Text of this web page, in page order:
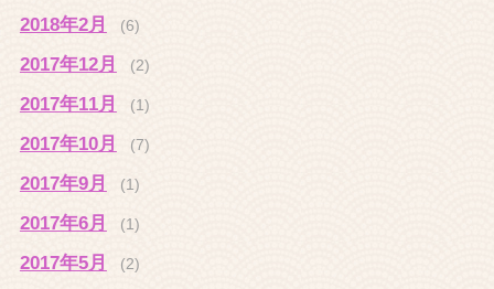
2018年2月 (6)
2017年12月 (2)
2017年11月 (1)
2017年10月 (7)
2017年9月 (1)
2017年6月 (1)
2017年5月 (2)